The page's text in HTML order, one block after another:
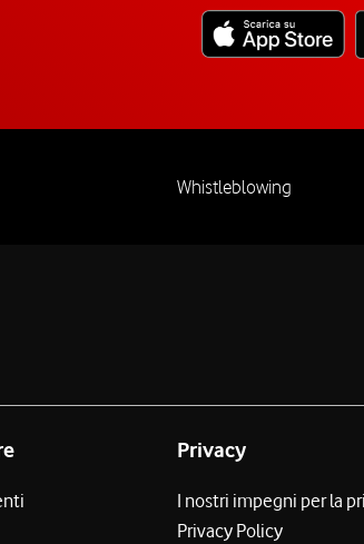
Whistleblowing
Privacy
I nostri impegni per la
Privacy Policy